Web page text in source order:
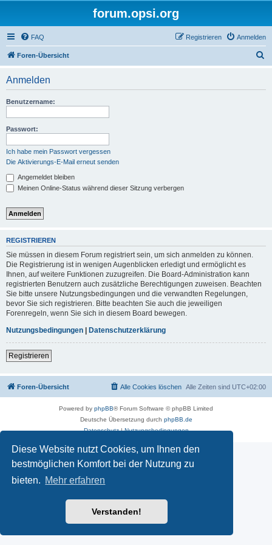
Diese Website nutzt Cookies, um Ihnen den
bestmöglichen Komfort bei der Nutzung zu
bieten. Mehr erfahren
Verstanden!
forum.opsi.org
FAQ Anmelden
Registrieren
Foren-Übersicht
Anmelden
Benutzername:
Passwort:
Ich habe mein Passwort vergessen
Die Aktivierungs-E-Mail erneut senden
Angemeldet bleiben
Meinen Online-Status während dieser Sitzung verbergen
REGISTRIEREN
Sie müssen in diesem Forum registriert sein, um sich anmelden zu können.
Die Registrierung ist in wenigen Augenblicken erledigt und ermöglicht es
Ihnen, auf weitere Funktionen zuzugreifen. Die Board-Administration kann
registrierten Benutzern auch zusätzliche Berechtigungen zuweisen. Beachten
Sie bitte unsere Nutzungsbedingungen und die verwandten Regelungen,
bevor Sie sich registrieren. Bitte beachten Sie auch die jeweiligen
Forenregeln, wenn Sie sich in diesem Board bewegen.
Nutzungsbedingungen | Datenschutzerklärung
Registrieren
Foren-Übersicht Alle Zeiten sind UTC+02:00
Alle Cookies löschen
Powered by phpBB® Forum Software © phpBB Limited
Deutsche Übersetzung durch phpBB.de
Datenschutz|Nutzungsbedingungen